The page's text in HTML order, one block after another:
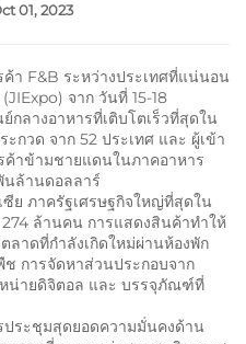
01, 2023
า F&B ระหว่างประเทศที่แน่นอน
จาก วันที่ 15-18
กลางอาหารที่เติบโตเร็วที่สุดใน
ะกวด จาก 52 ประเทศ และ ผู้เข้า
าข้ามชายแดนในภาคอาหาร
นล้านดอลลาร์
ย ภาครัฐเศรษฐกิจใหญ่ที่สุดใน
ล้านคน การแสดงสินค้าทําให้
ลาดที่กําลังเกิดใหม่ผ่านห้องพัก
ช การจัดหาส่วนประกอบจาก
น่ายดิจิตอล และ บรรจุภัณฑ์ที่
ประชุมสุดยอดความมั่นคงด้าน